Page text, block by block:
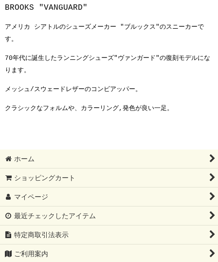
BROOKS "VANGUARD"
アメリカ シアトルのシューズメーカー "ブルックス"のスニーカーで
す。
70年代に誕生したランニングシューズ"ヴァンガード"の復刻モデルにな
ります。
メッシュ/スウェードレザーのコンビアッパー。
クラシックなフォルムや、カラーリング,発色が良い一足。
ホーム
ショッピングカート
マイページ
最近チェックしたアイテム
特定商取引法表示
ご利用案内